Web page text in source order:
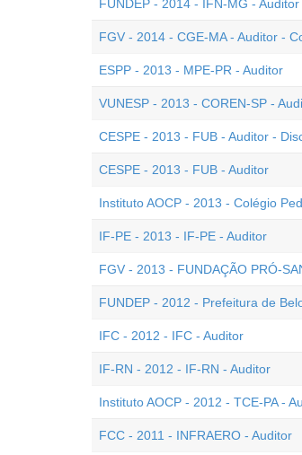
FUNDEP - 2014 - IFN-MG - Auditor
FGV - 2014 - CGE-MA - Auditor -
ESPP - 2013 - MPE-PR - Auditor
VUNESP - 2013 - COREN-SP -
CESPE - 2013 - FUB - Auditor -
CESPE - 2013 - FUB - Auditor
Instituto AOCP - 2013 - Colégio
IF-PE - 2013 - IF-PE - Auditor
FGV - 2013 - FUNDAÇÃO PRÓ-
FUNDEP - 2012 - Prefeitura de
IFC - 2012 - IFC - Auditor
IF-RN - 2012 - IF-RN - Auditor
Instituto AOCP - 2012 - TCE-PA -
FCC - 2011 - INFRAERO - Auditor